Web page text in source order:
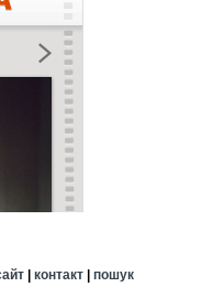
| контакт| пошук